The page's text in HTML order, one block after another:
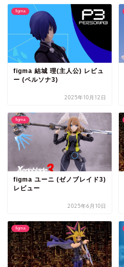
figma
figma 結城 理(主人公) レビュ
ー (ペルソナ3)
2025年10月12日
figma
figma ユーニ (ゼノブレイド3)
レビュー
2025年6月10日
figma